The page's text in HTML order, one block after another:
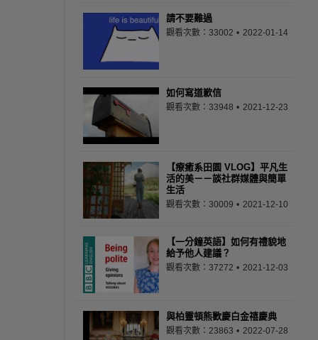
請不要難過
觀看次數：33002 2022-01-14
如何寫道歉信
觀看次數：33948 2021-12-23
【療癒系田園 VLOG】平凡生
活的美－－談社群媒體與簡單
生活
觀看次數：30009 2021-12-10
【一分鐘英語】如何有禮貌地
給予他人建議？
觀看次數：37272 2021-12-03
與柏靈頓熊歡慶白金禧慶典
觀看次數：23863 2022-07-28